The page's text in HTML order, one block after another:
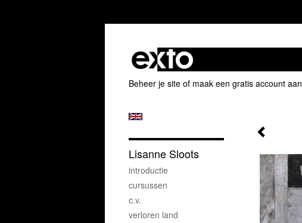
Beheer je site of maak een gratis account aan
Lisanne Sloots
introductie
cursussen
c.v.
verloren land